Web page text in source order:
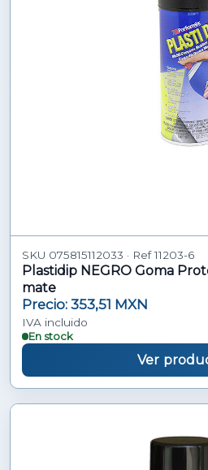
SKU 075815112033 · Ref 11203-6
Plastidip NEGRO Goma
mate
Precio: 353,51 MXN
IVA incluido
En stock
Ver